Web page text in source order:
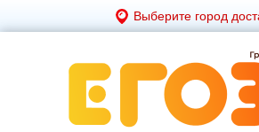
Выберите город